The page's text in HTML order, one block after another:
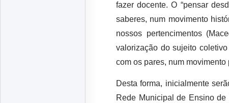
fazer docente. O “pensar
saberes, num movimento
nossos pertencimentos
valorização do sujeito
com os pares, num
Desta forma, inicialmente
Rede Municipal de Ensino